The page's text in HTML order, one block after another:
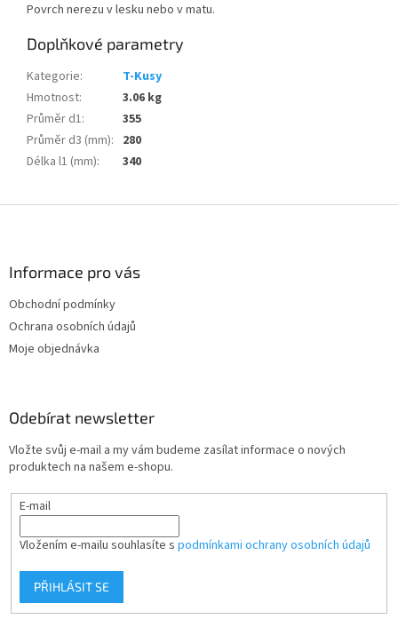
Povrch nerezu v lesku nebo v matu.
Doplňkové parametry
Kategorie:
T-Kusy
Hmotnost:
3.06 kg
Průměr d1:
355
Průměr d3 (mm): 280
Délka l1 (mm): 340
Informace pro vás
Obchodní podmínky
Ochrana osobních údajů
Moje objednávka
Odebírat newsletter
Vložte svůj e-mail a my vám budeme zasílat informace o nových
produktech na našem e-shopu.
E-mail
Vložením e-mailu souhlasíte s podmínkami ochrany osobních údajů
PŘIHLÁSIT SE